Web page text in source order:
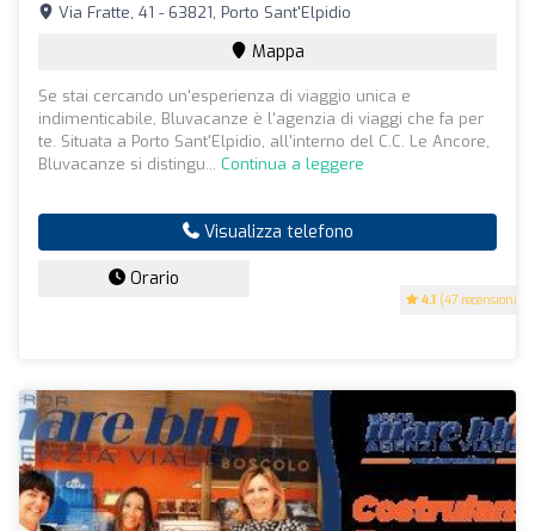
4.1 (47 recensioni)
Via Fratte, 41 - 63821, Porto Sant'Elpidio
Mappa
Se stai cercando un'esperienza di viaggio unica e
indimenticabile, Bluvacanze è l'agenzia di viaggi che fa per
te. Situata a Porto Sant'Elpidio, all'interno del C.C. Le Ancore,
Bluvacanze si distingu... Continua a leggere
Visualizza telefono
Orario